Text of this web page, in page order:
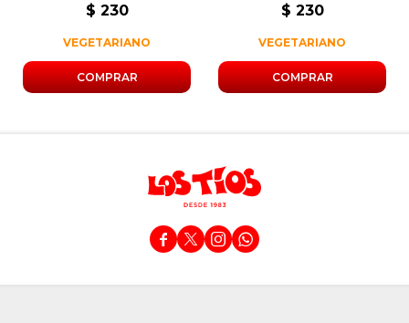
$ 230
VEGETARIANO
$ 230
VEGETARIANO
   